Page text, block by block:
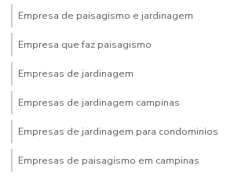
Empresa de paisagismo e jardinagem
Empresa que faz paisagismo
Empresas de jardinagem
Empresas de jardinagem campinas
Empresas de jardinagem para condominios
Empresas de paisagismo em campinas